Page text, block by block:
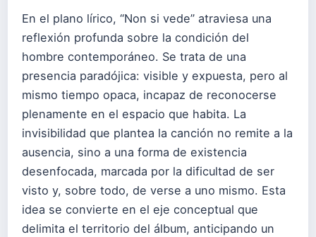
En el plano lírico, “Non si vede” atraviesa una
reflexión profunda sobre la condición del
hombre contemporáneo. Se trata de una
presencia paradójica: visible y expuesta, pero al
mismo tiempo opaca, incapaz de reconocerse
plenamente en el espacio que habita. La
invisibilidad que plantea la canción no remite a la
ausencia, sino a una forma de existencia
desenfocada, marcada por la dificultad de ser
visto y, sobre todo, de verse a uno mismo. Esta
idea se convierte en el eje conceptual que
delimita el territorio del álbum, anticipando un